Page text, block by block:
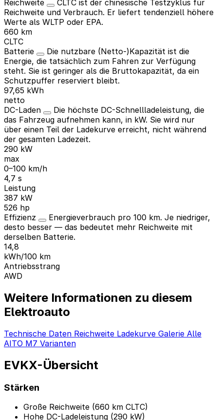
Reichweite
CLTC ist der chinesische Testzyklus für
Reichweite und Verbrauch. Er liefert tendenziell höhere
Werte als WLTP oder EPA.
660 km
CLTC
Batterie
Die nutzbare (Netto-)Kapazität ist die
Energie, die tatsächlich zum Fahren zur Verfügung
steht. Sie ist geringer als die Bruttokapazität, da ein
Schutzpuffer reserviert bleibt.
97,65 kWh
netto
DC-Laden
Die höchste DC-Schnellladeleistung, die
das Fahrzeug aufnehmen kann, in kW. Sie wird nur
über einen Teil der Ladekurve erreicht, nicht während
der gesamten Ladezeit.
290 kW
max
0–100 km/h
4,7 s
Leistung
387 kW
526 hp
Effizienz
Energieverbrauch pro 100 km. Je niedriger,
desto besser — das bedeutet mehr Reichweite mit
derselben Batterie.
14,8
kWh/100 km
Antriebsstrang
AWD
Weitere Informationen zu diesem
Elektroauto
Technische Daten Reichweite Ladekurve Galerie Alle
AITO M7 Varianten
EVKX-Übersicht
Stärken
Große Reichweite (660 km CLTC)
Hohe DC-Ladeleistung (290 kW)